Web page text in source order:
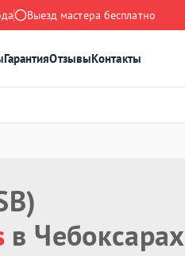
Выезд мастера бесплатно
ГарантияОтзывыКонтакты
в Чебоксарах